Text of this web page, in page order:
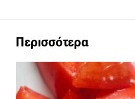
Περισσότερα